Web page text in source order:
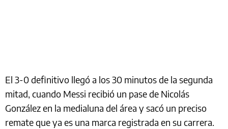
El 3-0 definitivo llegó a los 30 minutos de la segunda
mitad, cuando Messi recibió un pase de Nicolás
González en la medialuna del área y sacó un preciso
remate que ya es una marca registrada en su carrera.